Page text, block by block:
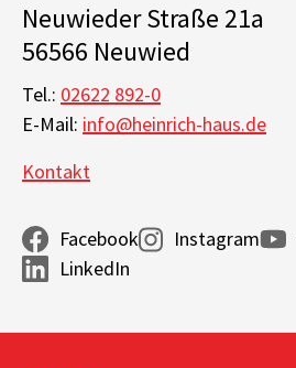
Neuwieder Straße 21a
56566 Neuwied
Tel.: 02622 892-0
E-Mail: info@heinrich-haus.de
Kontakt
Facebook Instagram
LinkedIn